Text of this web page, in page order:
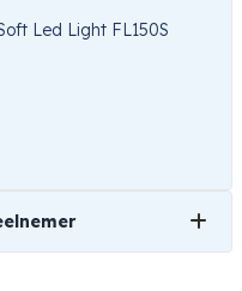
Led Light FL150S